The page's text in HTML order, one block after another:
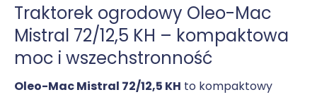
Traktorek ogrodowy Oleo-Mac
Mistral 72/12,5 KH – kompaktowa
moc i wszechstronność
Oleo-Mac Mistral 72/12,5 KH to kompaktowy